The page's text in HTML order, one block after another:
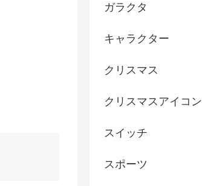
ガラクタ
キャラクター
クリスマス
クリスマスアイコン
スイッチ
スポーツ